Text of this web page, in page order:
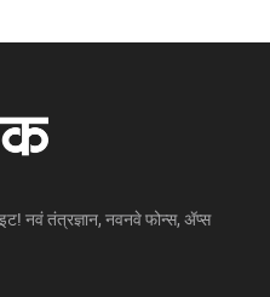
नवं तंत्रज्ञान, नवनवे फोन्स, ॲप्स